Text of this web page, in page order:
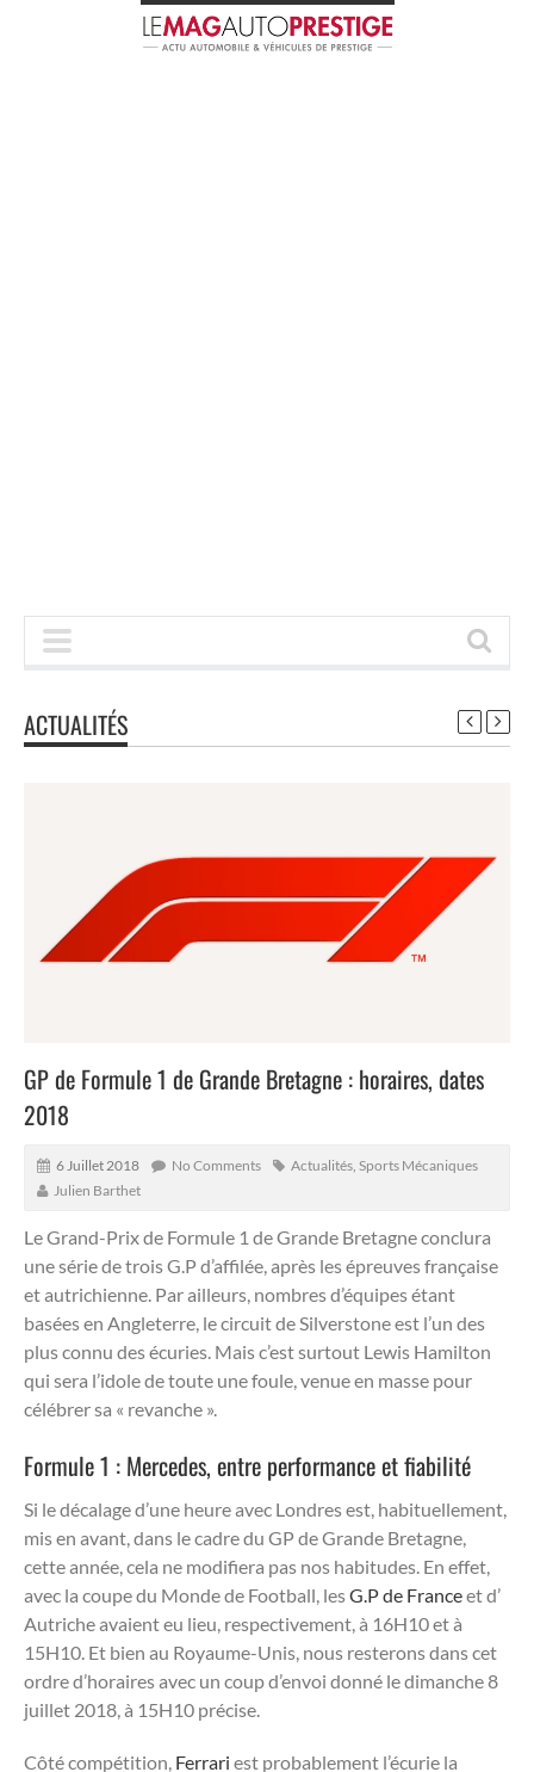
ACTUALITÉS
GP de Formule 1 de Grande Bretagne : horaires, dates
2018
6 Juillet 2018 No Comments Actualités Sports Mécaniques
Julien Barthet
Le Grand-Prix de Formule 1 de Grande Bretagne conclura
une série de trois G.P d’affilée, après les épreuves française
et autrichienne. Par ailleurs, nombres d’équipes étant
basées en Angleterre, le circuit de Silverstone est l’un des
plus connu des écuries. Mais c’est surtout Lewis Hamilton
qui sera l’idole de toute une foule, venue en masse pour
célébrer sa « revanche ».
Formule 1 : Mercedes, entre performance et fiabilité
Si le décalage d’une heure avec Londres est, habituellement,
mis en avant, dans le cadre du GP de Grande Bretagne,
cette année, cela ne modifiera pas nos habitudes. En effet,
avec la coupe du Monde de Football, lesG.P de Franceet d’
Autriche avaient eu lieu, respectivement, à 16H10 et à
15H10. Et bien au Royaume-Unis, nous resterons dans cet
ordre d’horaires avec un coup d’envoi donné le dimanche 8
juillet 2018, à 15H10 précise.
Côté compétition, Ferrari est probablement l’écurie la